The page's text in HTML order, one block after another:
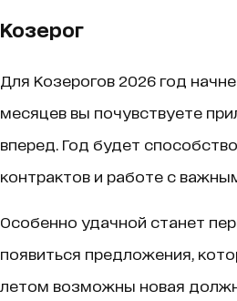
Козерог
Для Козерогов 2026 год
месяцев вы почувствуете
вперед. Год будет
контрактов и работе с
Особенно удачной станет
появиться предложения,
летом возможны новая